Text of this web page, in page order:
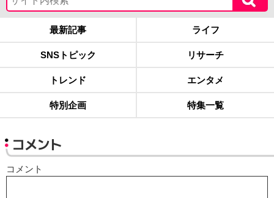
最新記事 ライフ
SNSトピック リサーチ
トレンド エンタメ
特別企画 特集一覧
コメント
コメント